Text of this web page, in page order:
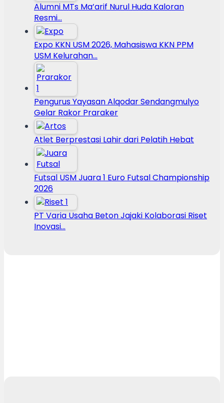
Alumni MTs Ma’arif Nurul Huda Kaloran
Resmi…
Expo KKN USM 2026, Mahasiswa KKN PPM
USM Kelurahan…
Pengurus Yayasan Alqodar Sendangmulyo
Gelar Rakor Praraker
Atlet Berprestasi Lahir dari Pelatih Hebat
Futsal USM Juara 1 Euro Futsal Championship
2026
PT Varia Usaha Beton Jajaki Kolaborasi Riset
Inovasi…